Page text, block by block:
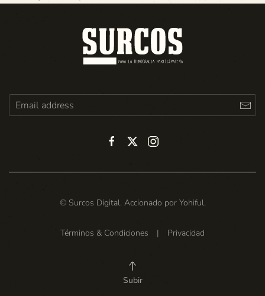
© Surcos Digital. Accionado por Yohiful.
Términos & Condiciones | Privacidad
Subir